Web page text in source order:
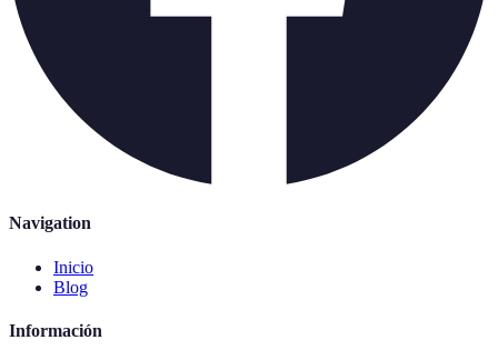
Navigation
Inicio
Blog
Información